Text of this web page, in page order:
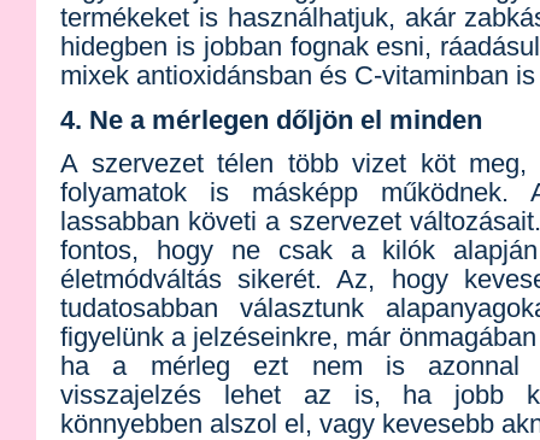
termékeket is használhatjuk, akár
hidegben is jobban fognak esni,
mixek antioxidánsban és C-vitaminban
4. Ne a mérlegen dőljön el minden
A szervezet télen több vizet köt meg,
folyamatok is másképp működnek.
lassabban követi a szervezet
fontos, hogy ne csak a kilók
életmódváltás sikerét. Az, hogy
tudatosabban választunk
figyelünk a jelzéseinkre, már
ha a mérleg ezt nem is azonnal
visszajelzés lehet az is, ha jobb
könnyebben alszol el, vagy kevesebb